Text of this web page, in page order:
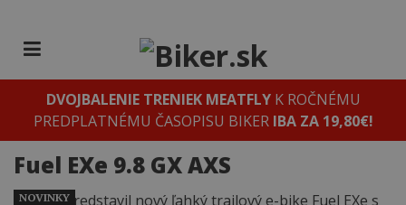
DVOJBALENIE TRENIEK MEATFLYK ROČNÉMU
PREDPLATNÉMU ČASOPISU BIKER IBA ZA 19,80€!
Fuel EXe 9.8 GX AXS
NOVINKY